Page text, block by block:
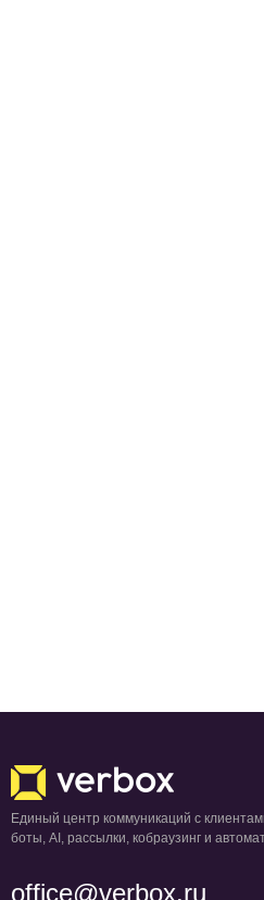
Единый центр коммуникаций с
боты, AI, рассылки, кобраузинг и
office@verbox.ru